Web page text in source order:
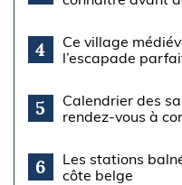
4
Ce village
l’escapade
5
Calendrier des
rendez-vous à
6
Les stations
côte belge